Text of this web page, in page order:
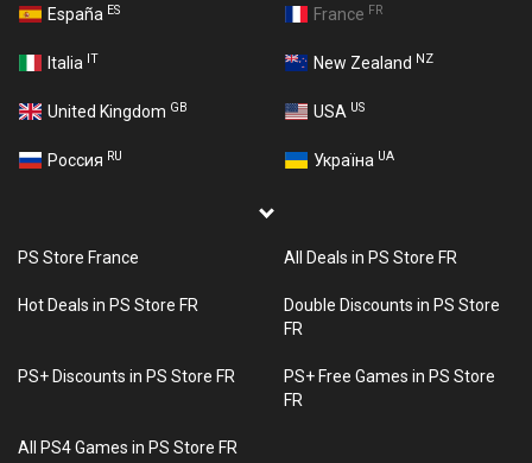
España ES France FR
Italia IT New Zealand NZ
United Kingdom GB USA US
Россия RU Україна UA
PS Store France All Deals in PS Store FR
Hot Deals in PS Store FR
Double Discounts in PS Store
FR
PS+ Discounts in PS Store FR
PS+ Free Games in PS Store
FR
All PS4 Games in PS Store FR